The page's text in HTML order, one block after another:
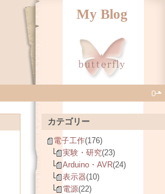
My Blog
カテゴリー
電子工作(176)
実験・研究(23)
Arduino・AVR(24)
表示器(10)
電源(22)